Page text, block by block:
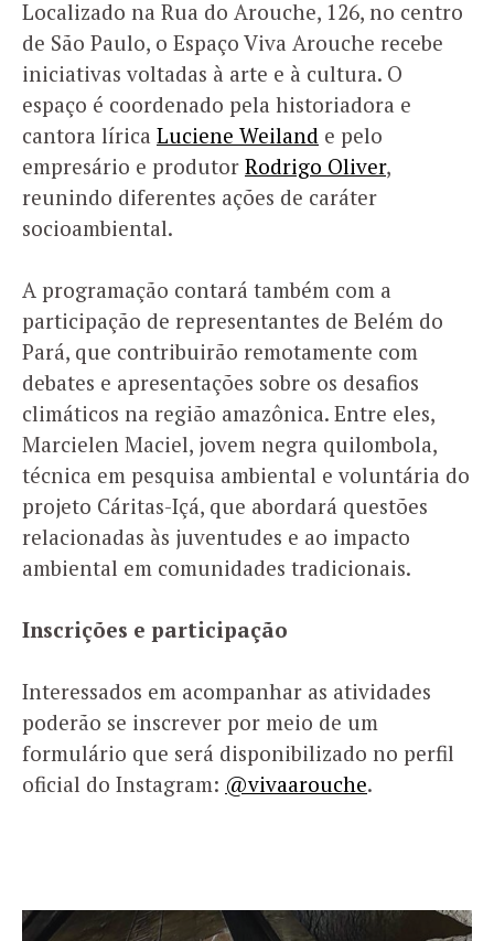
Localizado na Rua do Arouche, 126, no centro
de São Paulo, o Espaço Viva Arouche recebe
iniciativas voltadas à arte e à cultura. O
espaço é coordenado pela historiadora e
cantora lírica Luciene Weiland e pelo
empresário e produtor Rodrigo Oliver,
reunindo diferentes ações de caráter
socioambiental.
A programação contará também com a
participação de representantes de Belém do
Pará, que contribuirão remotamente com
debates e apresentações sobre os desafios
climáticos na região amazônica. Entre eles,
Marcielen Maciel, jovem negra quilombola,
técnica em pesquisa ambiental e voluntária do
projeto Cáritas-Içá, que abordará questões
relacionadas às juventudes e ao impacto
ambiental em comunidades tradicionais.
Inscrições e participação
Interessados em acompanhar as atividades
poderão se inscrever por meio de um
formulário que será disponibilizado no perfil
oficial do Instagram: @vivaarouche.